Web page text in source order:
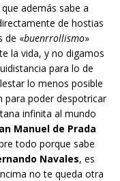
además sabe a
de hostias
de «buenrrollismo»
la vida, y no digamos
para lo de
lo menos posible
para poder despotricar
infinita al mundo
Manuel de Prada
todo porque sabe
Navales, es
no te queda otra